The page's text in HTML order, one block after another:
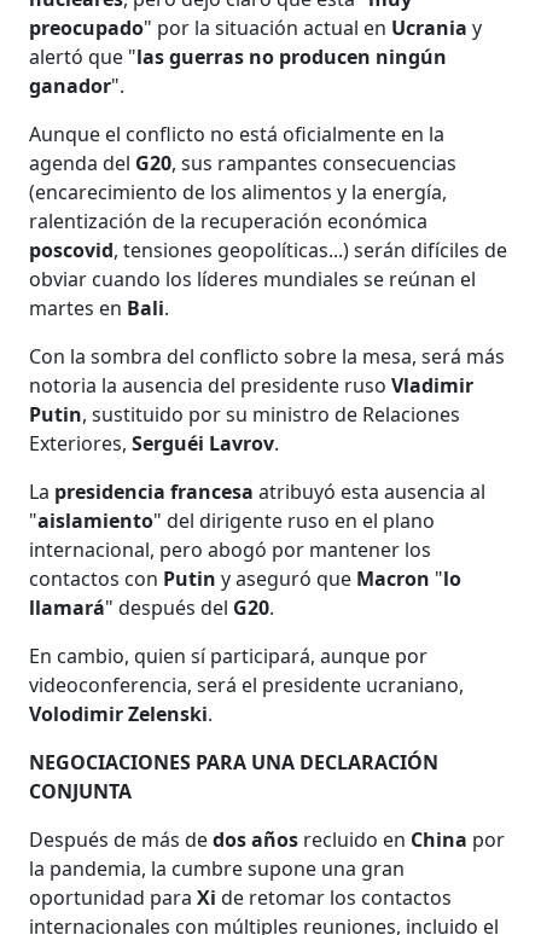
preocupado" por la situación actual en Ucrania y
alertó que "las guerras no producen ningún
ganador".
Aunque el conflicto no está oficialmente en la
agenda del G20, sus rampantes consecuencias
(encarecimiento de los alimentos y la energía,
ralentización de la recuperación económica
poscovid, tensiones geopolíticas...) serán difíciles de
obviar cuando los líderes mundiales se reúnan el
martes en Bali.
Con la sombra del conflicto sobre la mesa, será más
notoria la ausencia del presidente rusoVladimir
Putin, sustituido por su ministro de Relaciones
Exteriores,Serguéi Lavrov.
La presidencia francesa atribuyó esta ausencia al
"aislamiento" del dirigente ruso en el plano
internacional, pero abogó por mantener los
contactos con Putin y aseguró que Macron "lo
llamará" después del G20.
En cambio, quien sí participará, aunque por
videoconferencia, será el presidente ucraniano,
Volodimir Zelenski.
NEGOCIACIONES PARA UNA DECLARACIÓN
CONJUNTA
Después de más dedos años recluido en China por
la pandemia, la cumbre supone una gran
oportunidad paraXi de retomar los contactos
internacionales con múltiples reuniones, incluido el